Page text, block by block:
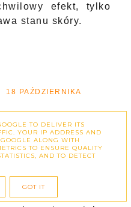
efekt, tylko
stanu skóry.
18 PAŹDZIERNIKA
TO DELIVER ITS
YOUR IP ADDRESS AND
ALONG WITH
TO ENSURE QUALITY
AND TO DETECT
GOT IT